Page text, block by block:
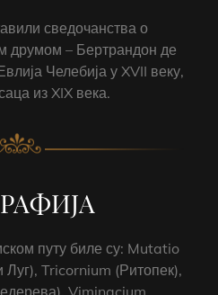
сведочанства о
друмом – Бертрандон де
Челебија у XVII веку,
из XIX века.
путу биле су: Mutatio
Tricornium (Ритопек),